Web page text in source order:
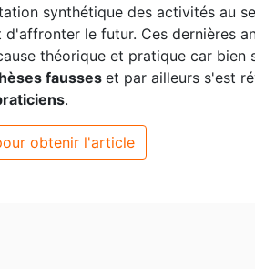
synthétique des activités au
le futur. Ces dernières
théorique et pratique car bien
fausses et par ailleurs s'est
.
obtenir l'article